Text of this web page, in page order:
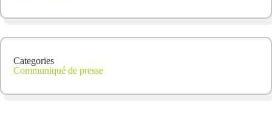
Categories
Communiqué de presse